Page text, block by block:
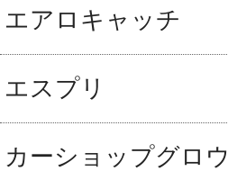
エアロキャッチ
エスプリ
カーショップグロウ